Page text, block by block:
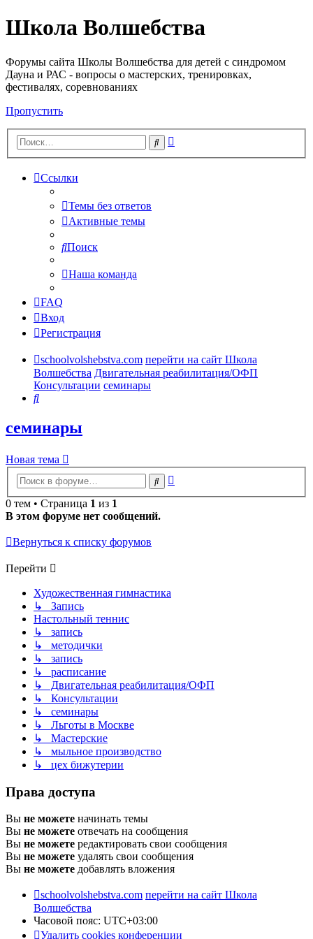
Школа Волшебства
Форумы сайта Школы Волшебства для детей с синдромом
Дауна и РАС - вопросы о мастерских, тренировках,
фестивалях, соревнованиях
Пропустить
Поиск
Ссылки
Темы без ответов
Активные темы
Поиск
Наша команда
FAQ
Вход
Регистрация
schoolvolshebstva.com перейти на сайт Школа
Волшебства Двигательная реабилитация/ОФП
Консультации семинары
Поиск
семинары
Новая тема
Поиск
0 тем • Страница 1 из 1
В этом форуме нет сообщений.
Вернуться к списку форумов
Перейти
Художественная гимнастика
↳ Запись
Настольный теннис
↳ запись
↳ методички
↳ запись
↳ расписание
↳ Двигательная реабилитация/ОФП
↳ Консультации
↳ семинары
↳ Льготы в Москве
↳ Мастерские
↳ мыльное производство
↳ цех бижутерии
Права доступа
Вы не можете начинать темы
Вы не можете отвечать на сообщения
Вы не можете редактировать свои сообщения
Вы не можете удалять свои сообщения
Вы не можете добавлять вложения
schoolvolshebstva.com перейти на сайт Школа
Волшебства
Часовой пояс: UTC+03:00
Удалить cookies конференции